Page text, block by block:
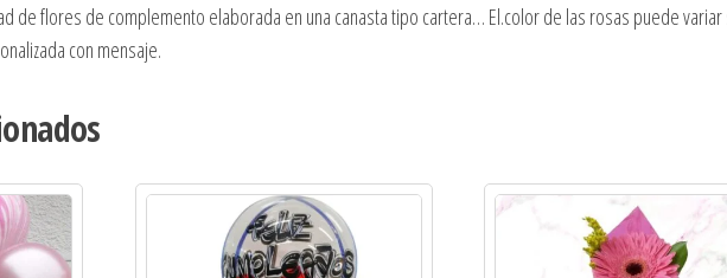
de flores de complemento elaborada en una canasta tipo cartera… El.color de las rosas puede
con mensaje.